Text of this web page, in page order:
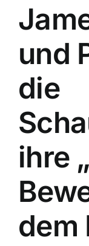
und
die
ihre
dem